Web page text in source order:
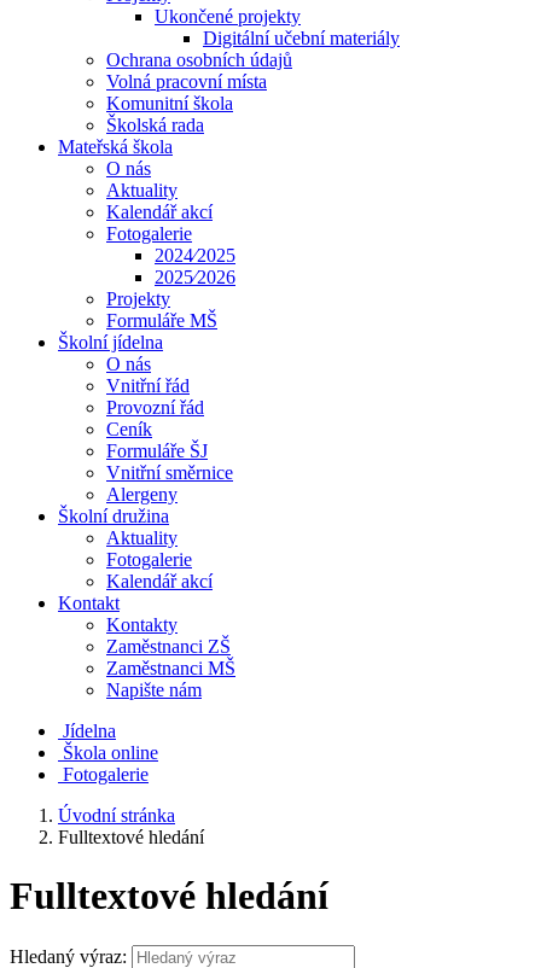
Ukončené projekty
Digitální učební materiály
Ochrana osobních údajů
Volná pracovní místa
Komunitní škola
Školská rada
Mateřská škola
O nás
Aktuality
Kalendář akcí
Fotogalerie
2024⁄2025
2025⁄2026
Projekty
Formuláře MŠ
Školní jídelna
O nás
Vnitřní řád
Provozní řád
Ceník
Formuláře ŠJ
Vnitřní směrnice
Alergeny
Školní družina
Aktuality
Fotogalerie
Kalendář akcí
Kontakt
Kontakty
Zaměstnanci ZŠ
Zaměstnanci MŠ
Napište nám
Jídelna
Škola online
Fotogalerie
Úvodní stránka
Fulltextové hledání
Fulltextové hledání
Hledaný výraz: